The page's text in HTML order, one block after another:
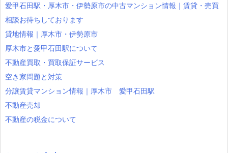
愛甲石田駅・厚木市・伊勢原市の中古マンション情報｜賃貸・売買
相談お待ちしております
貸地情報｜厚木市・伊勢原市
厚木市と愛甲石田駅について
不動産買取・買取保証サービス
空き家問題と対策
分譲賃貸マンション情報｜厚木市 愛甲石田駅
不動産売却
不動産の税金について